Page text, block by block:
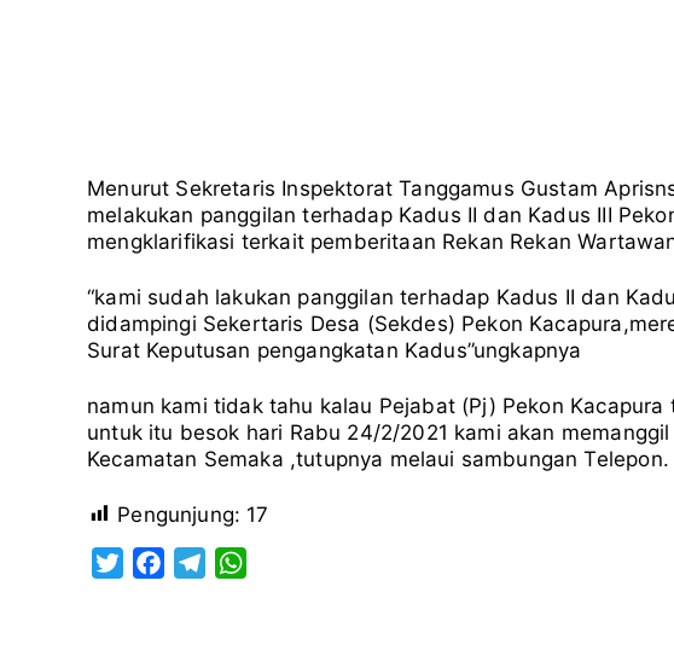
Menurut Sekretaris Inspektorat Tanggamus Gustam
melakukan panggilan terhadap Kadus II dan Kadus III
mengklarifikasi terkait pemberitaan Rekan Rekan
“kami sudah lakukan panggilan terhadap Kadus II dan
didampingi Sekertaris Desa (Sekdes) Pekon
Surat Keputusan pengangkatan Kadus”ungkapnya
namun kami tidak tahu kalau Pejabat (Pj) Pekon
untuk itu besok hari Rabu 24/2/2021 kami akan memanggil
Kecamatan Semaka ,tutupnya melaui sambungan Telepon.
Pengunjung: 17